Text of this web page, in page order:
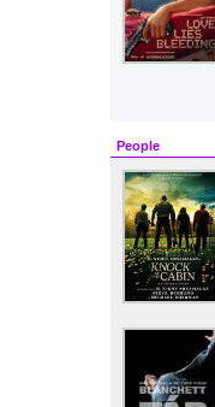
People